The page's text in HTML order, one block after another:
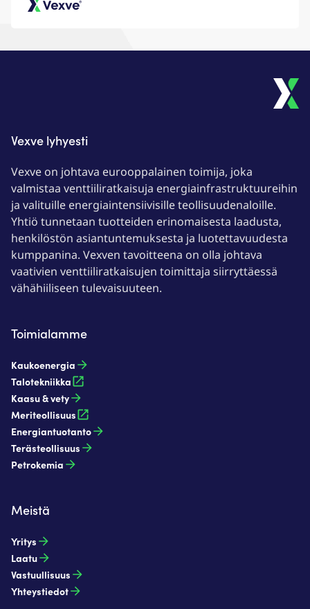
Vexve lyhyesti
Vexve on johtava eurooppalainen toimija, joka
valmistaa venttiiliratkaisuja energiainfrastruktuureihin
ja valituille energiaintensiivisille teollisuudenaloille.
Yhtiö tunnetaan tuotteiden erinomaisesta laadusta,
henkilöstön asiantuntemuksesta ja luotettavuudesta
kumppanina. Vexven tavoitteena on olla johtava
vaativien venttiiliratkaisujen toimittaja siirryttäessä
vähähiiliseen tulevaisuuteen.
Toimialamme
Kaukoenergia​
Talotekniikka
Kaasu & vety​
Meriteollisuus
Energiantuotanto​
Terästeollisuus​
Petrokemia​
Meistä
Yritys
Laatu
Vastuullisuus
Yhteystiedot